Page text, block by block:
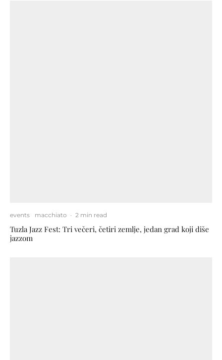
events macchiato · 2 min read
Tuzla Jazz Fest: Tri večeri, četiri zemlje, jedan grad koji diše
jazzom